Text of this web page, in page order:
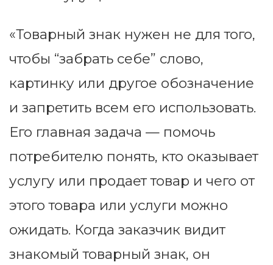
«Товарный знак нужен не для того,
чтобы “забрать себе” слово,
картинку или другое обозначение
и запретить всем его использовать.
Его главная задача — помочь
потребителю понять, кто оказывает
услугу или продает товар и чего от
этого товара или услуги можно
ожидать. Когда заказчик видит
знакомый товарный знак, он